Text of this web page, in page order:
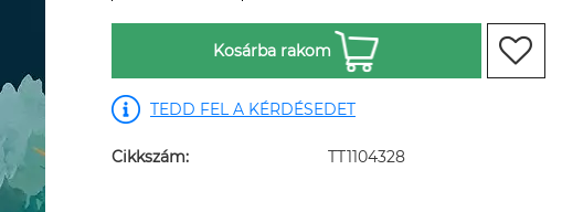
Kosárba rakom
TEDD FEL A KÉRDÉSEDET
Cikkszám: TT1104328